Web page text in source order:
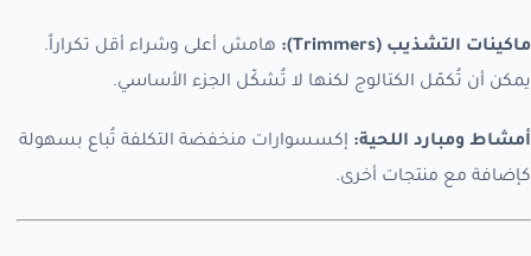
ماكينات التشذيب (Trimmers):
هامش أعلى وشراء أقل تكراراً.
يمكن أن تُكمّل الكتالوج لكنها لا تُشكّل الجزء الأساسي.
أمشاط ومبارد اللحية: إكسسوارات منخفضة التكلفة تُباع بسهولة
كإضافة مع منتجات أخرى.